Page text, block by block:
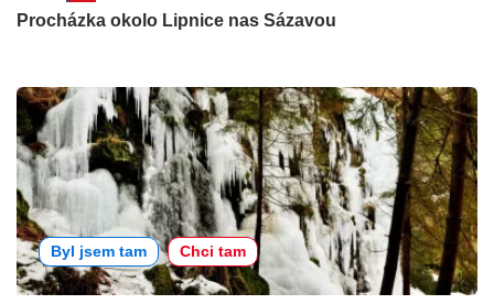
Procházka okolo Lipnice nas Sázavou
Byl jsem tam Chci tam